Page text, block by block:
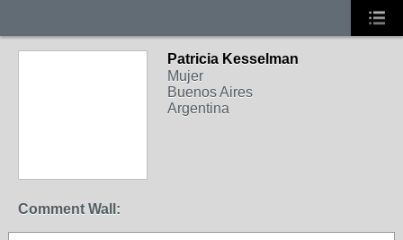
Patricia Kesselman
Mujer
Buenos Aires
Argentina
Comment Wall: